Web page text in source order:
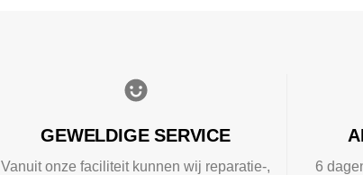
GEWELDIGE SERVICE
Vanuit onze faciliteit kunnen wij reparatie-,
6